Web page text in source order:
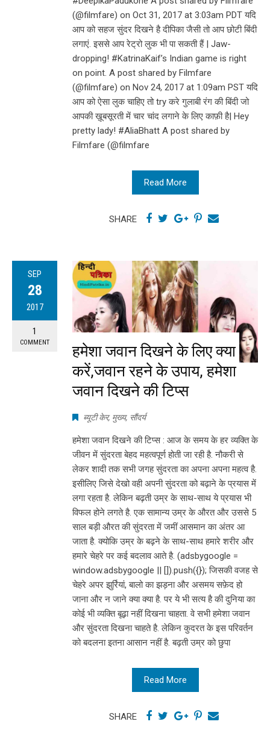
(@filmfare) on Oct 31, 2017 at 3:03am PDT यदि
आप को सहज सुंदर द‌िखने है दीपिका जैसी तो आप छोटी बिंदी
लगाएं. इससे आप रेट्रो लुक भी पा सकती हैं | Jaw-
dropping! #KatrinaKaif’s Indian game is right
on point. A post shared by Filmfare
(@filmfare) on Nov 24, 2017 at 1:09am PST यदि
आप को ऐसा लुक चाहिए तो try करे गुलाबी रंग की बिंदी जो
आपकी ख़ूबसूरती में चार चांद लगाने के लिए काफ़ी है| Hey
pretty lady! #AliaBhatt A post shared by
Filmfare (@filmfare
Read More
SHARE
SEP
28
2017
1
COMMENT
हमेशा जवान दिखने के लिए क्या
करें,जवान रहने के उपाय, हमेशा
जवान दिखने की टिप्स
ब्यूटी केर, मुख्य, सौंदर्य
हमेशा जवान दिखने की टिप्स : आज के समय के हर व्यक्ति के
जीवन में सुंदरता बेहद महत्वपूर्ण होती जा रही है. नौकरी से
लेकर शादी तक सभी जगह सुंदरता का अपना अपना महत्व है.
इसीलिए जिसे देखो वही अपनी सुंदरता को बढ़ाने के प्रयास में
लगा रहता है. लेकिन बढ़ती उम्र के साथ-साथ ये प्रयास भी
विफल होने लगते है. एक सामान्य उम्र के औरत और उससे 5
साल बड़ी औरत की सुंदरता में जमीं आसमान का अंतर आ
जाता है. क्योकि उम्र के बढ़ने के साथ-साथ हमारे शरीर और
हमारे चेहरे पर कई बदलाव आते है. (adsbygoogle =
window.adsbygoogle || []).push({}); जिसकी वजह से
चेहरे अपर झुर्रियां, बालो का झड़ना और असमय सफ़ेद हो
जाना और न जाने क्या क्या है. पर ये भी सत्य है की दुनिया का
कोई भी व्यक्ति बूढ़ा नहीं दिखना चाहता. वे सभी हमेशा जवान
और सुंदरता दिखना चाहते है. लेकिन कुदरत के इस परिवर्तन
को बदलना इतना आसान नहीं है. बढ़ती उम्र को छुपा
Read More
SHARE